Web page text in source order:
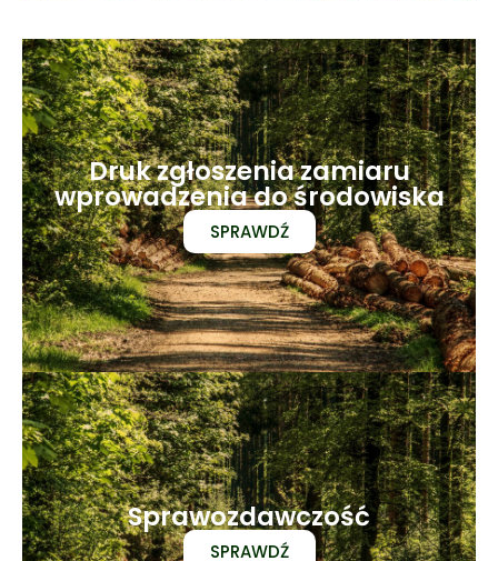
Druk zgłoszenia zamiaru
wprowadzenia do środowiska
SPRAWDŹ
Sprawozdawczość
SPRAWDŹ